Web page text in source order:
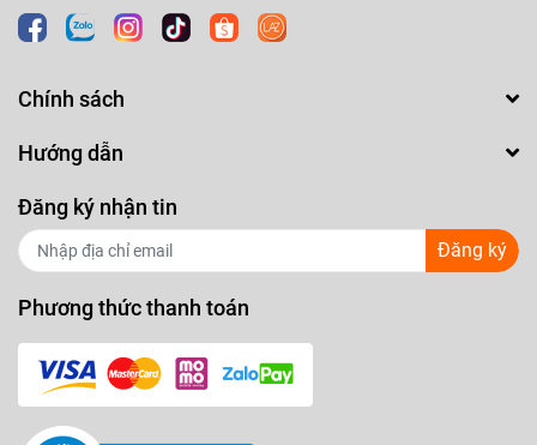
Chính sách
Hướng dẫn
Đăng ký nhận tin
Đăng ký
Phương thức thanh toán